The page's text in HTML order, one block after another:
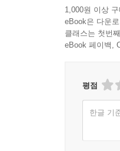
1,000원 이상
eBook은 다운
클래스는 첫번
eBook 페이백,
평점
한글 기